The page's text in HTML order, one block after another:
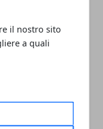
il nostro sito
a quali
modo, si riesce
sia batteriche,
è possibile